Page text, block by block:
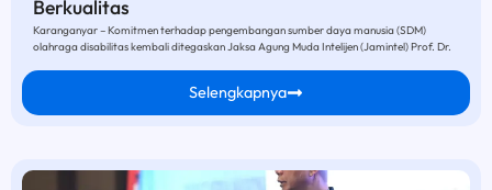
Berkualitas
Karanganyar – Komitmen terhadap pengembangan sumber daya manusia (SDM)
olahraga disabilitas kembali ditegaskan Jaksa Agung Muda Intelijen (Jamintel) Prof. Dr.
Selengkapnya